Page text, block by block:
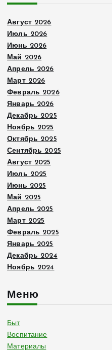
Август 2026
Июль 2026
Июнь 2026
Май 2026
Апрель 2026
Март 2026
Февраль 2026
Январь 2026
Декабрь 2025
Ноябрь 2025
Октябрь 2025
Сентябрь 2025
Август 2025
Июль 2025
Июнь 2025
Май 2025
Апрель 2025
Март 2025
Февраль 2025
Январь 2025
Декабрь 2024
Ноябрь 2024
Меню
Быт
Воспитание
Материалы